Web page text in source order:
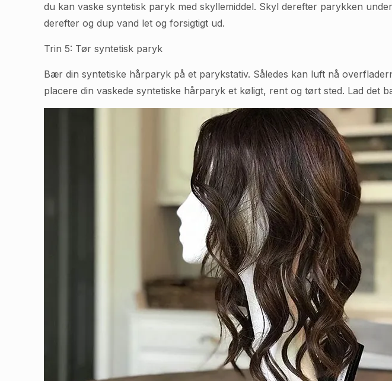
du kan vaske syntetisk paryk med skyllemiddel. Skyl derefter parykken
derefter og dup vand let og forsigtigt ud.
Trin 5: Tør syntetisk paryk
Bær din syntetiske hårparyk på et parykstativ. Således kan luft nå
placere din vaskede syntetiske hårparyk et køligt, rent og tørt sted. Lad det